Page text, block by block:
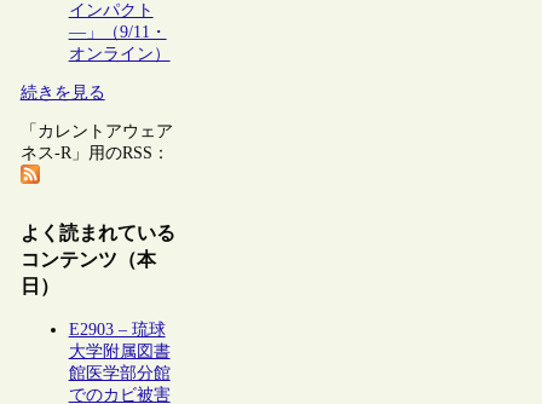
インパクト
―」（9/11・
オンライン）
続きを見る
「カレントアウェア
ネス-R」用のRSS：
よく読まれている
コンテンツ（本
日）
E2903 – 琉球
大学附属図書
館医学部分館
でのカビ被害